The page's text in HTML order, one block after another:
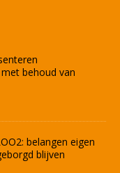
behoud van
belangen eigen
blijven